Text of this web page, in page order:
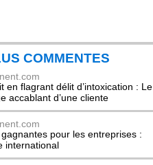
COMMENTES
en flagrant délit d’intoxication : Le
accablant d’une cliente
pour les entreprises :
international